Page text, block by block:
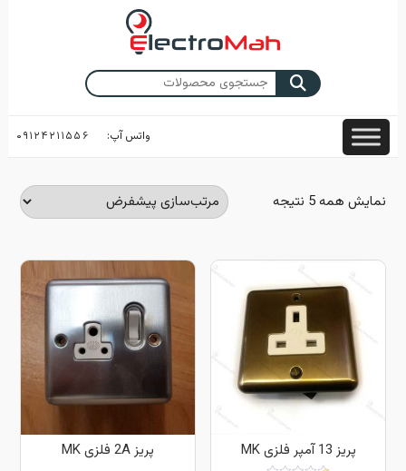
جستجو
برای:
واتس آپ: ۰۹۱۲۴۲۱۱۵۵۶
نمایش همه 5 نتیجه
پریز 13 آمپر فلزی MK پریز 2A فلزی MK